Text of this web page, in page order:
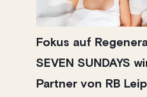
Fokus auf
SEVEN SUNDAYS
Partner von RB